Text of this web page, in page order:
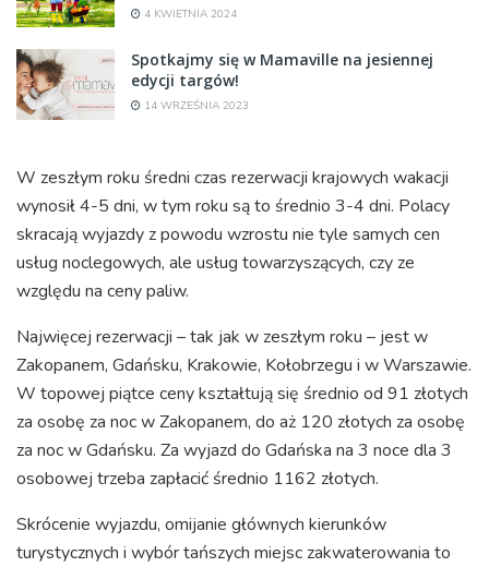
4 KWIETNIA 2024
Spotkajmy się w Mamaville na jesiennej
edycji targów!
14 WRZEŚNIA 2023
W zeszłym roku średni czas rezerwacji krajowych wakacji
wynosił 4-5 dni, w tym roku są to średnio 3-4 dni. Polacy
skracają wyjazdy z powodu wzrostu nie tyle samych cen
usług noclegowych, ale usług towarzyszących, czy ze
względu na ceny paliw.
Najwięcej rezerwacji – tak jak w zeszłym roku – jest w
Zakopanem, Gdańsku, Krakowie, Kołobrzegu i w Warszawie.
W topowej piątce ceny kształtują się średnio od 91 złotych
za osobę za noc w Zakopanem, do aż 120 złotych za osobę
za noc w Gdańsku. Za wyjazd do Gdańska na 3 noce dla 3
osobowej trzeba zapłacić średnio 1162 złotych.
Skrócenie wyjazdu, omijanie głównych kierunków
turystycznych i wybór tańszych miejsc zakwaterowania to